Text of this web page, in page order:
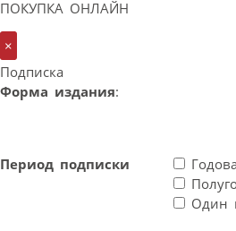
ПОКУПКА ОНЛАЙН
×
Подписка
Форма издания:
Период подписки
Один